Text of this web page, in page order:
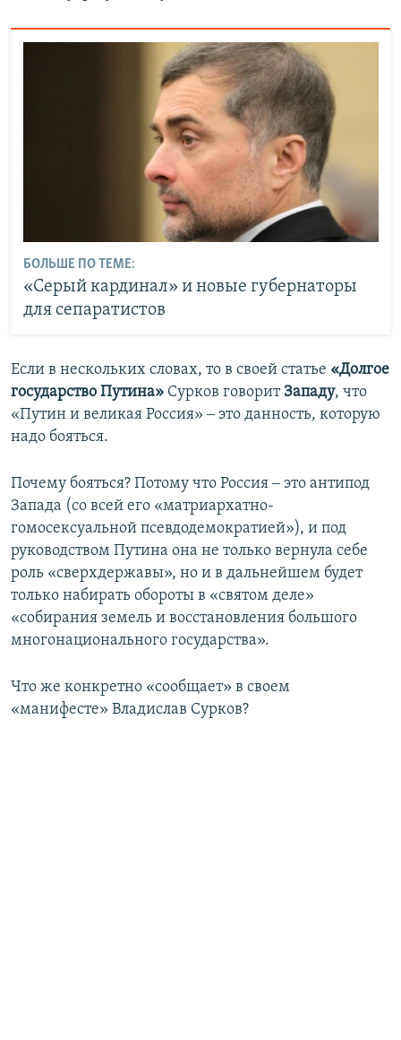
БОЛЬШЕ ПО ТЕМЕ:
«Серый кардинал» и новые губернаторы
для сепаратистов
Если в нескольких словах, то в своей статье «Долгое
государство Путина» Сурков говорит Западу, что
«Путин и великая Россия» ‒ это данность, которую
надо бояться.
Почему бояться? Потому что Россия ‒ это антипод
Запада (со всей его «матриархатно-
гомосексуальной псевдодемократией»), и под
руководством Путина она не только вернула себе
роль «сверхдержавы», но и в дальнейшем будет
только набирать обороты в «святом деле»
«собирания земель и восстановления большого
многонационального государства».
Что же конкретно «сообщает» в своем
«манифесте» Владислав Сурков?